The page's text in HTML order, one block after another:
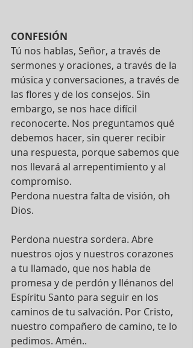
CONFESIÓN
Tú nos hablas, Señor, a través de
sermones y oraciones, a través de la
música y conversaciones, a través de
las flores y de los consejos. Sin
embargo, se nos hace difícil
reconocerte. Nos preguntamos qué
debemos hacer, sin querer recibir
una respuesta, porque sabemos que
nos llevará al arrepentimiento y al
compromiso.
Perdona nuestra falta de visión, oh
Dios.
Perdona nuestra sordera. Abre
nuestros ojos y nuestros corazones
a tu llamado, que nos habla de
promesa y de perdón y llénanos del
Espíritu Santo para seguir en los
caminos de tu salvación. Por Cristo,
nuestro compañero de camino, te lo
pedimos. Amén..